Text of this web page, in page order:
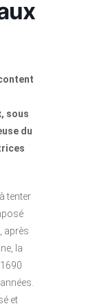
sous
du
tenter
après
la
et